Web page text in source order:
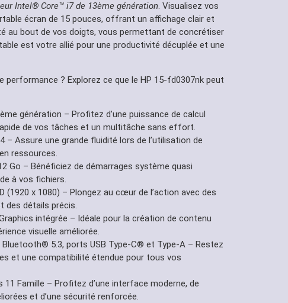
Intel® Core™ i7 de 13ème génération. Visualisez vos
écran de 15 pouces, offrant un affichage clair et
au bout de vos doigts, vous permettant de concrétiser
est votre allié pour une productivité décuplée et une
performance ? Explorez ce que le HP 15-fd0307nk peut
génération – Profitez d’une puissance de calcul
de vos tâches et un multitâche sans effort.
– Assure une grande fluidité lors de l’utilisation de
ressources.
Go – Bénéficiez de démarrages système quasi
à vos fichiers.
(1920 x 1080) – Plongez au cœur de l’action avec des
des détails précis.
intégrée – Idéale pour la création de contenu
visuelle améliorée.
Bluetooth® 5.3, ports USB Type-C® et Type-A – Restez
et une compatibilité étendue pour tous vos
11 Famille – Profitez d’une interface moderne, de
et d’une sécurité renforcée.